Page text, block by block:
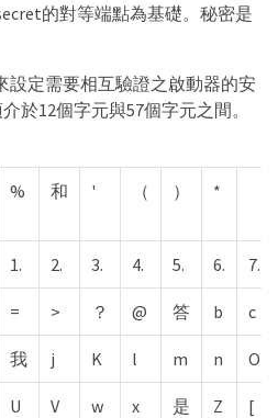
的對等端點為基礎。秘密是
設定需要相互驗證之啟動器的安
於12個字元與57個字元之間。
% 和 ' （ ） *
1. 2. 3. 4. 5. 6. 7.
= > ？ @ 答 b c
我 j K l m n O
U V w x 是 Z [